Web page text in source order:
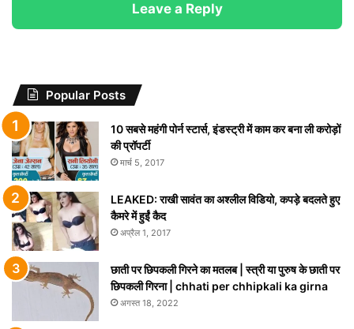
Leave a Reply
Popular Posts
10 सबसे महंगी पोर्न स्टार्स, इंडस्ट्री में काम कर बना ली करोड़ों
की प्रॉपर्टी
मार्च 5, 2017
LEAKED: राखी सावंत का अश्लील विडियो, कपड़े बदलते हुए
कैमरे में हुईं कैद
अप्रैल 1, 2017
छाती पर छिपकली गिरने का मतलब | स्त्री या पुरुष के छाती पर
छिपकली गिरना | chhati per chhipkali ka girna
अगस्त 18, 2022